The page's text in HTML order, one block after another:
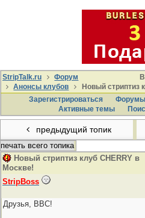
StripTalk.ru
Форум
Анонсы клубов
Новый стриптиз
Зарегистрироваться
Форумы
Активные темы
предыдущий топик
печать всего топика
Новый стриптиз клуб CHERRY в
Москве!
StripBoss
Друзья, ВВС!